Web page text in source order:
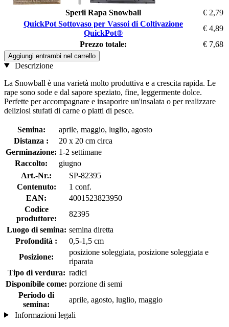
Sperli Rapa Snowball
€ 2,79
QuickPot Sottovaso per Vassoi di Coltivazione
QuickPot®
€ 4,89
Prezzo totale:
€ 7,68
Aggiungi entrambi nel carrello
Descrizione
La Snowball è una varietà molto produttiva e a crescita rapida. Le
rape sono sode e dal sapore speziato, fine, leggermente dolce.
Perfette per accompagnare e insaporire un'insalata o per realizzare
deliziosi stufati di carne o piatti di pesce.
Semina:
aprile, maggio, luglio, agosto
Distanza :
20 x 20 cm circa
Germinazione: 1-2 settimane
Raccolto:
giugno
Art.-Nr.:
SP-82395
Contenuto:
1 conf.
EAN:
4001523823950
Codice
produttore:
82395
Luogo di semina: semina diretta
Profondità :
0,5-1,5 cm
Posizione:
posizione soleggiata, posizione soleggiata e
riparata
Tipo di verdura: radici
Disponibile come: porzione di semi
Periodo di
semina:
aprile, agosto, luglio, maggio
Informazioni legali